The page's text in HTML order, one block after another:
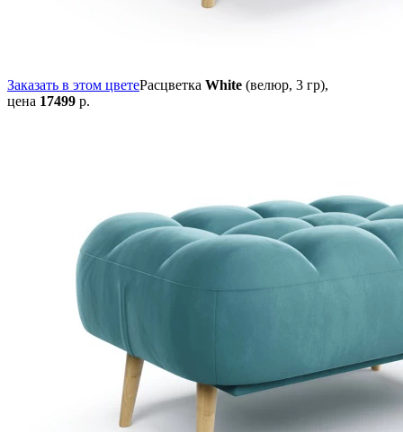
Заказать в этом цветеРасцветка White (велюр, 3 гр),
цена 17499 р.